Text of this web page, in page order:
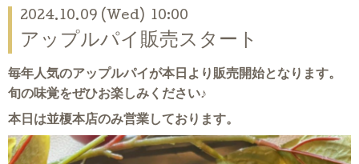
2024.10.09 (Wed) 10:00
アップルパイ販売スタート
毎年人気のアップルパイが本日より販売開始となります。
旬の味覚をぜひお楽しみください♪
本日は並榎本店のみ営業しております。